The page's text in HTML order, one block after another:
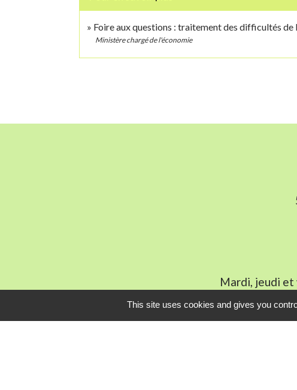
Foire aux questions : traitement des difficultés
Ministère chargé de l'économie
Mardi, jeudi et
This site uses cookies and gives you